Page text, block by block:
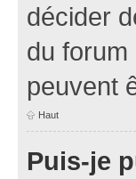
décider
du forum
peuvent
Haut
Puis-je